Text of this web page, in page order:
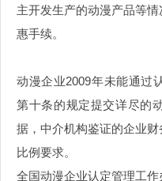
主开发生产的动漫产品等
惠手续。
动漫企业2009年未能通过
第十条的规定提交详尽的
据，中介机构鉴证的企业
比例要求。
全国动漫企业认定管理工